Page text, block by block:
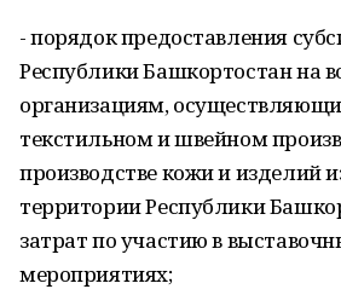
- порядок предоставления
Республики Башкортостан на
организациям,
текстильном и швейном
производстве кожи и изделий
территории Республики
затрат по участию в
мероприятиях;